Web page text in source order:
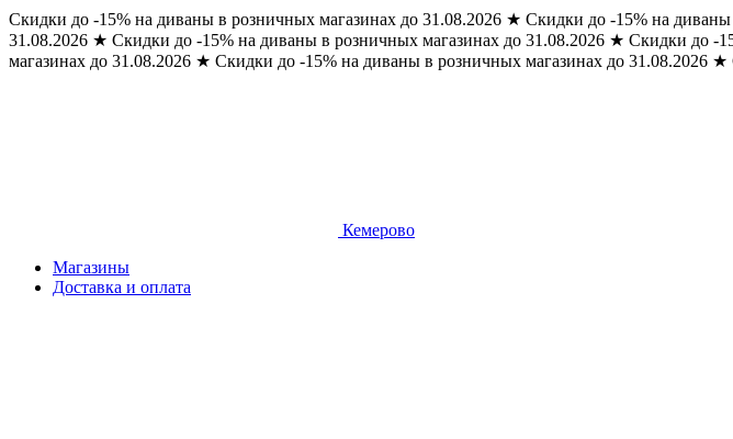
Скидки до -15% на диваны в розничных магазинах до 31.08.2026 ★ Скидки до -15% на
31.08.2026 ★ Скидки до -15% на диваны в розничных магазинах до 31.08.2026 ★ Скидки до -
магазинах до 31.08.2026 ★ Скидки до -15% на диваны в розничных магазинах до 31.08.2026 ★
Кемерово
Магазины
Доставка и оплата